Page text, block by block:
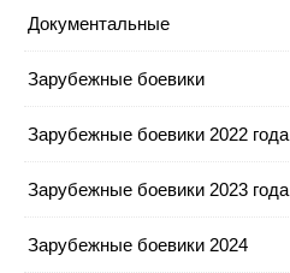
Документальные
Зарубежные боевики
Зарубежные боевики 2022 года
Зарубежные боевики 2023 года
Зарубежные боевики 2024